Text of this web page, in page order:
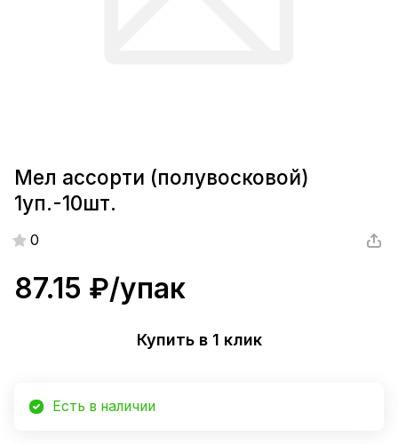
Мел ассорти (полувосковой)
1уп.-10шт.
0
87.15 ₽/упак
Купить в 1 клик
Есть в наличии